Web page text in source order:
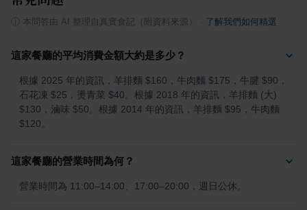
本問答由 AI 整理自真實食記（附資料來源） 了解我們如何精選
這家餐廳的平均消費金額大約是多少？
根據 2025 年的資訊，羊排麵 $160，牛肉麵 $175，牛腱 $90，
石花凍 $25，燙青菜 $40。根據 2018 年的資訊，羊排麵 (大)
$130，滷味 $50。根據 2014 年的資訊，羊排麵 $95，牛肉麵
$120。
這家餐廳的營業時間為何？
營業時間為 11:00–14:00、17:00–20:00，週日公休。